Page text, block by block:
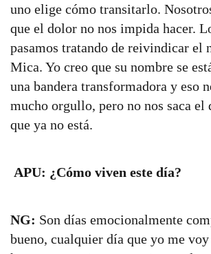
uno elige cómo transitarlo.
que el dolor no nos impida hacer.
pasamos tratando de reivindicar el
Mica. Yo creo que su nombre se
una bandera transformadora y eso
mucho orgullo, pero no nos saca el
que ya no está.
APU: ¿Cómo viven este día?
NG: Son días emocionalmente
bueno, cualquier día que yo me